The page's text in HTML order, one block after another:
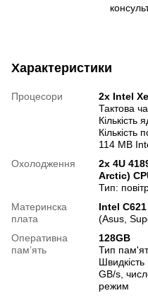
Характеристики
Процесори
2х Intel
Тактова
Кількість
Кількість
114 MB
Охолодження
2x 4U
Arсtic)
Тип:
Материнска
плата
Intel
(Asus,
Оперативна
памʼять
128GB
Тип
GB/s,
режим